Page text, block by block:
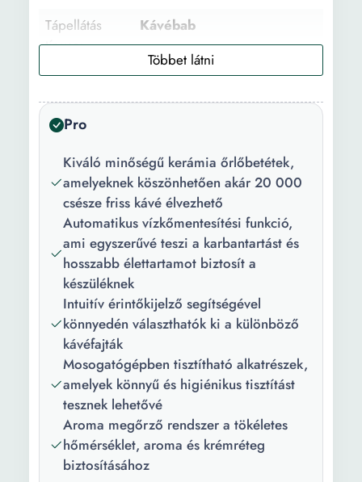
Tápellátás
típusa:
Kávébab
Használat:
Háztartási
termékek
száma:
Tejadagoló
rendszer:
Kézi
Daráló
erőssége:
12
Hőmérséklet
fokozatok:
3
Kijelző típusa:
LCD
Tulajdonság:
Mosogatógépben mosható
alkatrészek Vízkőtelenítő
rendszer Daráló fokozat
beállítása Aromaintenzitás
Pro
Kiváló minőségű kerámia őrlőbetétek,
amelyeknek köszönhetően akár 20 000
csésze friss kávé élvezhető
Automatikus vízkőmentesítési funkció,
ami egyszerűvé teszi a karbantartást és
hosszabb élettartamot biztosít a
készüléknek
Intuitív érintőkijelző segítségével
könnyedén választhatók ki a különböző
kávéfajták
Mosogatógépben tisztítható alkatrészek,
amelyek könnyű és higiénikus tisztítást
tesznek lehetővé
Aroma megőrző rendszer a tökéletes
hőmérséklet, aroma és krémréteg
biztosításához